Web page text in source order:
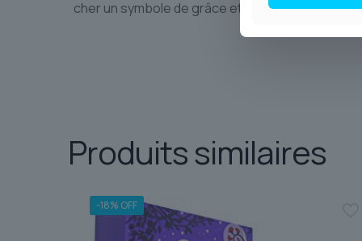
cher un symbole de grâce et d’audace
Produits similaires
-18% OFF